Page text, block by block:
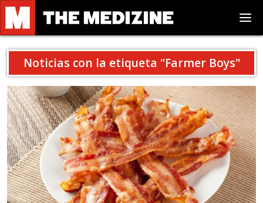
Noticias con la etiqueta "Farmer Boys"